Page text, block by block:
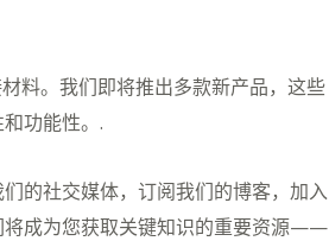
料。我们即将推出多款新产品，这些
功能性。.
的社交媒体，订阅我们的博客，加入
将成为您获取关键知识的重要资源——